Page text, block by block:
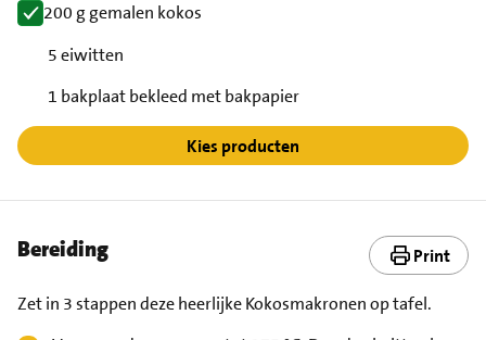
200 g gemalen kokos
5 eiwitten
1 bakplaat bekleed met bakpapier
Kies producten
Bereiding Print
Zet in 3 stappen deze heerlijke Kokosmakronen op tafel.